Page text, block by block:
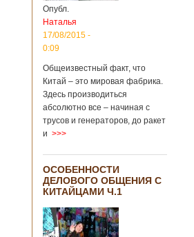
Китайским
археологам
обнаружить
крупнейший рудник
по добыче бирюзы
на территории
Уйгурского
автономного
Китая. Об этом
сообщает
агентство Синьхуа,
ссылаясь на
Синьцзянский
институт
Опубл.
Наталья
17/08/2015 -
0:09
Общеизвестный факт, что
Китай – это мировая фабрика.
Здесь производиться
абсолютно все – начиная с
трусов и генераторов, до ракет
и >>>
ОСОБЕННОСТИ
ДЕЛОВОГО ОБЩЕНИЯ С
КИТАЙЦАМИ Ч.1